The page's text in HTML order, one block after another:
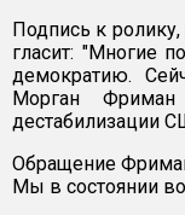
Подпись к
гласит: "Многие
демократию.
Морган Фриман
дестабилизации
Обращение
Мы в состоянии